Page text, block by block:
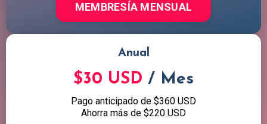
MEMBRESÍA MENSUAL
Anual
$30 USD / Mes
Pago anticipado de $360 USD
Ahorra más de $220 USD